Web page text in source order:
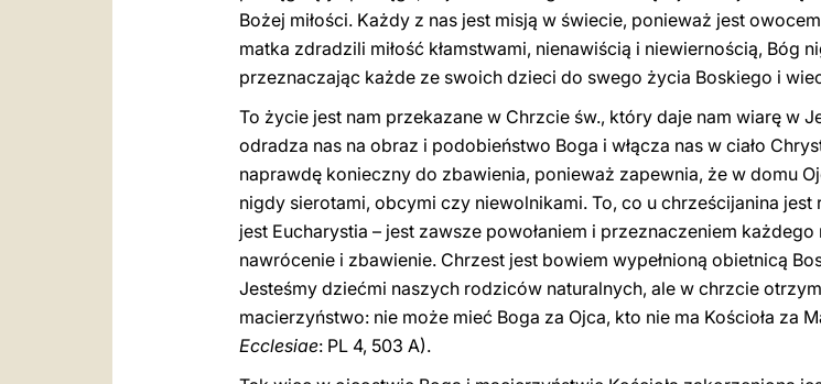
Bożej miłości. Każdy z nas jest misją w świecie, ponieważ jest
matka zdradzili miłość kłamstwami, nienawiścią i niewiernością, Bóg
przeznaczając każde ze swoich dzieci do swego życia Boskiego i
To życie jest nam przekazane w Chrzcie św., który daje nam wiarę w
odradza nas na obraz i podobieństwo Boga i włącza nas w ciało
naprawdę konieczny do zbawienia, ponieważ zapewnia, że w domu
nigdy sierotami, obcymi czy niewolnikami. To, co u chrześcijanina
jest Eucharystia – jest zawsze powołaniem i przeznaczeniem
nawrócenie i zbawienie. Chrzest jest bowiem wypełnioną obietnicą
Jesteśmy dziećmi naszych rodziców naturalnych, ale w chrzcie
macierzyństwo: nie może mieć Boga za Ojca, kto nie ma Kościoła za
Ecclesiae: PL 4, 503 A).